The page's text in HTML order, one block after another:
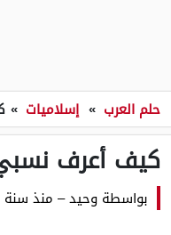
حلم العرب » إسلاميات »
كيف أعرف
بواسطة وحيد– منذ سنة